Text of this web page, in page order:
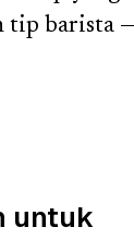
tip barista
untuk